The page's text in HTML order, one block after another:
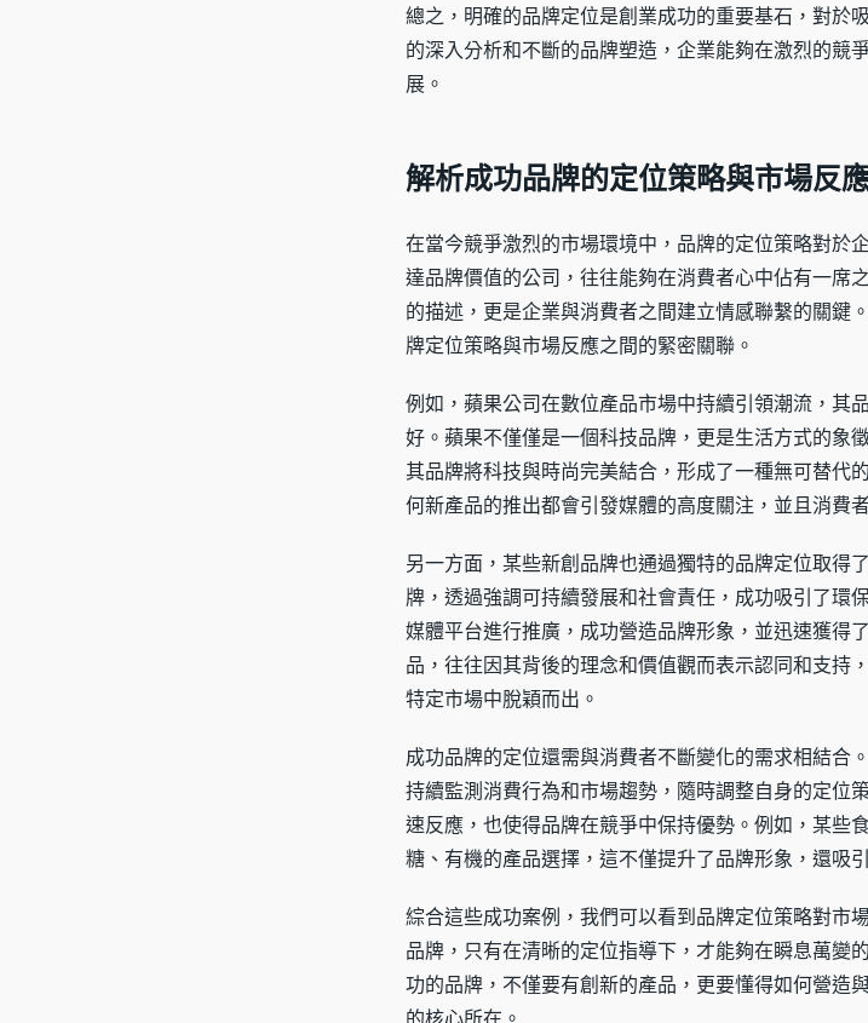
總之，明確的品牌定位是創業成功的重要基石，對於
的深入分析和不斷的品牌塑造，企業能夠在激烈的競
展。
解析成功品牌的定位策略與市場反
在當今競爭激烈的市場環境中，品牌的定位策略對於
達品牌價值的公司，往往能夠在消費者心中佔有一席
的描述，更是企業與消費者之間建立情感聯繫的關鍵
牌定位策略與市場反應之間的緊密關聯。
例如，蘋果公司在數位產品市場中持續引領潮流，其
好。蘋果不僅僅是一個科技品牌，更是生活方式的象
其品牌將科技與時尚完美結合，形成了一種無可替代
何新產品的推出都會引發媒體的高度關注，並且消費
另一方面，某些新創品牌也通過獨特的品牌定位取得
牌，透過強調可持續發展和社會責任，成功吸引了環
媒體平台進行推廣，成功營造品牌形象，並迅速獲得
品，往往因其背後的理念和價值觀而表示認同和支持
特定市場中脫穎而出。
成功品牌的定位還需與消費者不斷變化的需求相結合
持續監測消費行為和市場趨勢，隨時調整自身的定位
速反應，也使得品牌在競爭中保持優勢。例如，某些
糖、有機的產品選擇，這不僅提升了品牌形象，還吸
綜合這些成功案例，我們可以看到品牌定位策略對市
品牌，只有在清晰的定位指導下，才能夠在瞬息萬變
功的品牌，不僅要有創新的產品，更要懂得如何營造